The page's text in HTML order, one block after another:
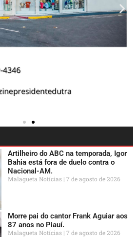
Artilheiro do ABC na temporada, Igor
Bahia está fora de duelo contra o
Nacional-AM.
Malagueta Notícias 7 de agosto de 2026
Morre pai do cantor Frank Aguiar aos
87 anos no Piauí.
Malagueta Notícias 7 de agosto de 2026